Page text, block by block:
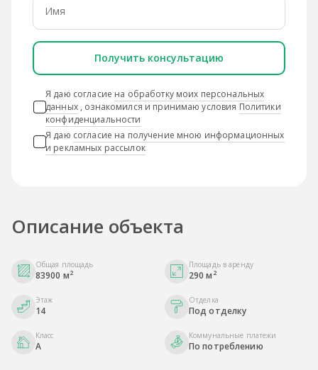
Получить консультацию
Я даю согласие на обработку моих персональных
данных, ознакомился и принимаю условия Политики
конфиденциальности
Я даю согласие на получение мною информационных
и рекламных рассылок
Описание объекта
Общая площадь
83900 м2
Площадь в аренду
290 м 2
Этаж
14
Отделка
Под отделку
Класс
A
Коммунальные платежи
По потреблению